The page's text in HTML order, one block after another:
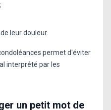
leur douleur.
permet d'éviter
interprété par les
un petit mot de